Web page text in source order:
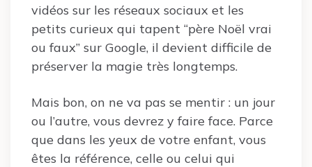
vidéos sur les réseaux sociaux et les
petits curieux qui tapent “père Noël vrai
ou faux” sur Google, il devient difficile de
préserver la magie très longtemps.
Mais bon, on ne va pas se mentir : un jour
ou l’autre, vous devrez y faire face. Parce
que dans les yeux de votre enfant, vous
êtes la référence, celle ou celui qui